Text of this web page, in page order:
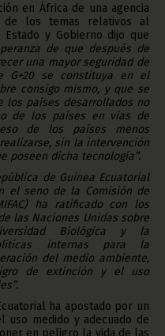
en África de una agencia
de los temas relativos al
y Gobierno dijo que
de que después de
una mayor seguridad de
se constituya en el
consigo mismo, y que se
los países desarrollados no
de los países en vías de
de los países menos
sin la intervención
poseen dicha tecnología”.
de Guinea Ecuatorial
el seno de la Comisión de
ha ratificado con los
las Naciones Unidas sobre
Biológica y la
internas para la
del medio ambiente,
de extinción y el uso
ha apostado por un
uso medido y adecuado de
en peligro la vida de las